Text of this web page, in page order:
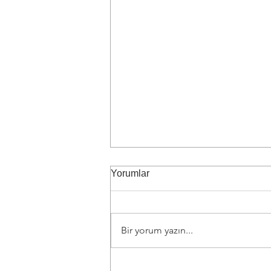
Yorumlar
Bir yorum yazın...